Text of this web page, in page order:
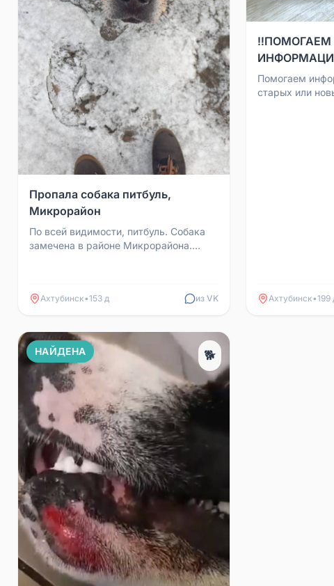
Пропала собака питбуль,
Микрорайон
По всей видимости, питбуль. Собака
замечена в районе Микрорайона.
Ахтубинск•153 д из VK
‼️ПОМОГАЕМ
Помогаем
старых или
Ахтубинск•199
НАЙДЕНА 🐕